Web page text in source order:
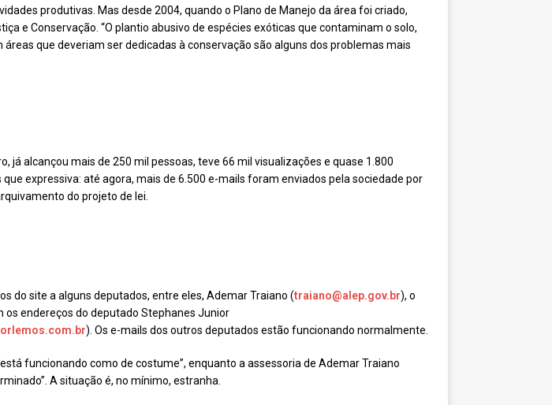
produtivas. Mas desde 2004, quando o Plano de Manejo da área foi criado,
e Conservação. “O plantio abusivo de espécies exóticas que contaminam o solo,
que deveriam ser dedicadas à conservação são alguns dos problemas mais
já alcançou mais de 250 mil pessoas, teve 66 mil visualizações e quase 1.800
expressiva: até agora, mais de 6.500 e-mails foram enviados pela sociedade por
do projeto de lei.
do site a alguns deputados, entre eles, Ademar Traiano (traiano@alep.gov.br), o
endereços do deputado Stephanes Junior
). Os e-mails dos outros deputados estão funcionando normalmente.
funcionando como de costume”, enquanto a assessoria de Ademar Traiano
A situação é, no mínimo, estranha.